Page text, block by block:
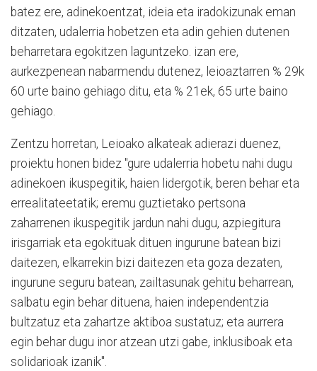
batez ere, adinekoentzat, ideia eta iradokizunak eman
ditzaten, udalerria hobetzen eta adin gehien dutenen
beharretara egokitzen laguntzeko. izan ere,
aurkezpenean nabarmendu dutenez, leioaztarren % 29k
60 urte baino gehiago ditu, eta % 21ek, 65 urte baino
gehiago.
Zentzu horretan, Leioako alkateak adierazi duenez,
proiektu honen bidez "gure udalerria hobetu nahi dugu
adinekoen ikuspegitik, haien lidergotik, beren behar eta
errealitateetatik; eremu guztietako pertsona
zaharrenen ikuspegitik jardun nahi dugu, azpiegitura
irisgarriak eta egokituak dituen ingurune batean bizi
daitezen, elkarrekin bizi daitezen eta goza dezaten,
ingurune seguru batean, zailtasunak gehitu beharrean,
salbatu egin behar dituena, haien independentzia
bultzatuz eta zahartze aktiboa sustatuz; eta aurrera
egin behar dugu inor atzean utzi gabe, inklusiboak eta
solidarioak izanik".